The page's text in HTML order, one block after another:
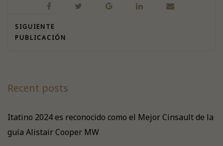
SIGUIENTE
PUBLICACIÓN
Recent posts
Itatino 2024 es reconocido como el Mejor Cinsault de la
guía Alistair Cooper MW